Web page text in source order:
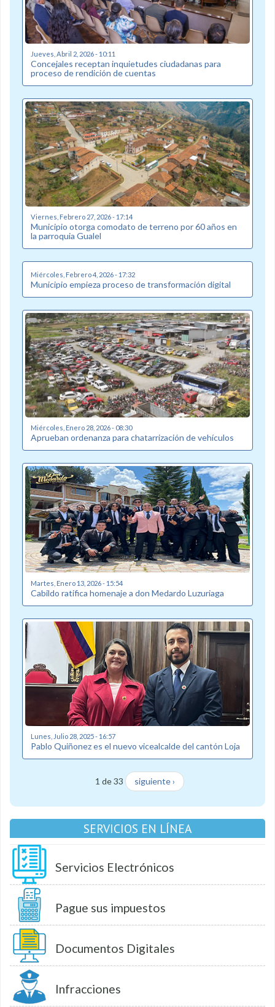
Jueves, Abril 2, 2026 - 10:11
Concejales receptan inquietudes ciudadanas para
proceso de rendición de cuentas
Viernes, Febrero 27, 2026 - 17:14
Municipio otorga comodato de terreno por 60 años en
la parroquia Gualel
Miércoles, Febrero 4, 2026 - 17:32
Municipio empieza proceso de transformación digital
Miércoles, Enero 28, 2026 - 08:30
Aprueban ordenanza para chatarrización de vehículos
Martes, Enero 13, 2026 - 15:54
Cabildo ratifica homenaje a don Medardo Luzuriaga
Lunes, Julio 28, 2025 - 16:57
Pablo Quiñonez es el nuevo vicealcalde del cantón Loja
1 de 33 siguiente ›
SERVICIOS EN LÍNEA
Servicios Electrónicos
Pague sus impuestos
Documentos Digitales
Infracciones